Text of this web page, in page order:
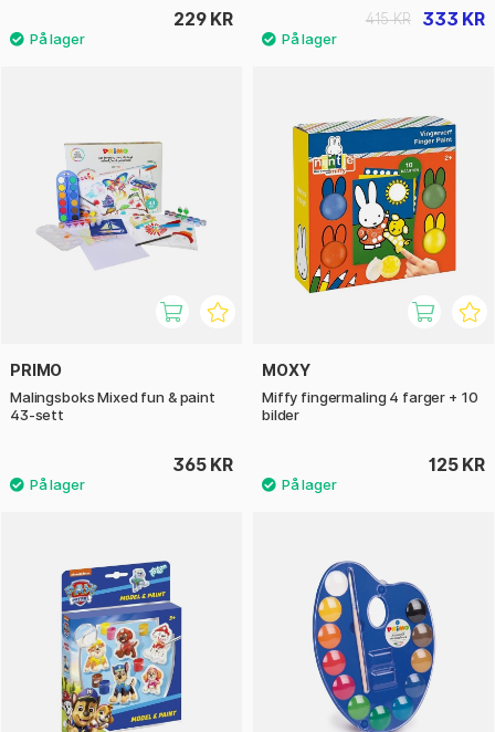
229 KR 333 KR
415 KR
PRIMO
Malingsboks Mixed fun & paint
43-sett
365 KR
MOXY
Miffy fingermaling 4 farger + 10
bilder
125 KR